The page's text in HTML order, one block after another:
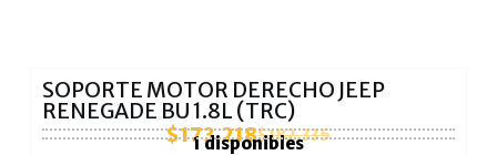
SOPORTE MOTOR DERECHO JEEP
RENEGADE BU 1.8L (TRC)
$182.335
$173.218
1 disponibles